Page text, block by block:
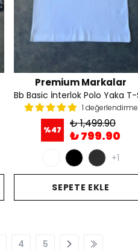
Premium Markalar
1 değerlendirme
%47 ₺ 1,499.90
₺ 799.90
+1
SEPETE EKLE
4 5